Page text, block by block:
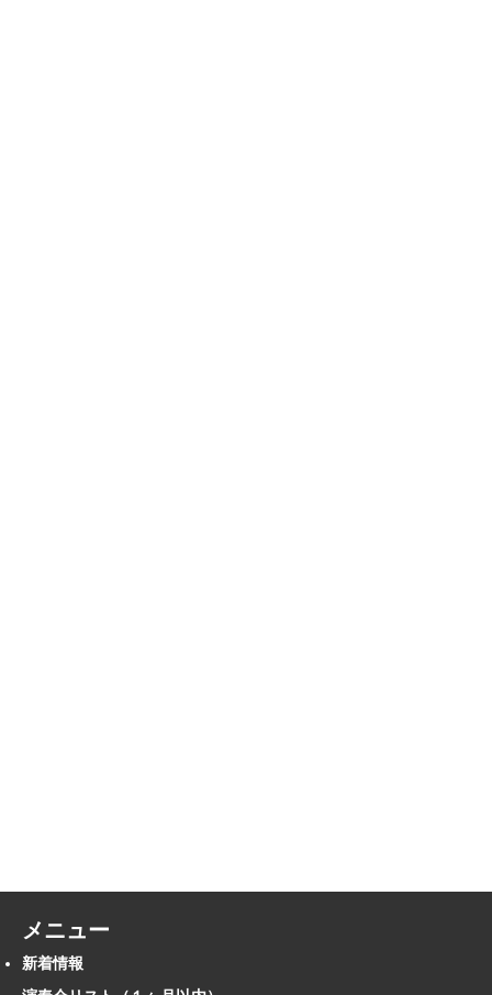
メニュー
新着情報